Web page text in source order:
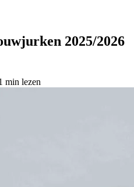
2025/2026
min lezen